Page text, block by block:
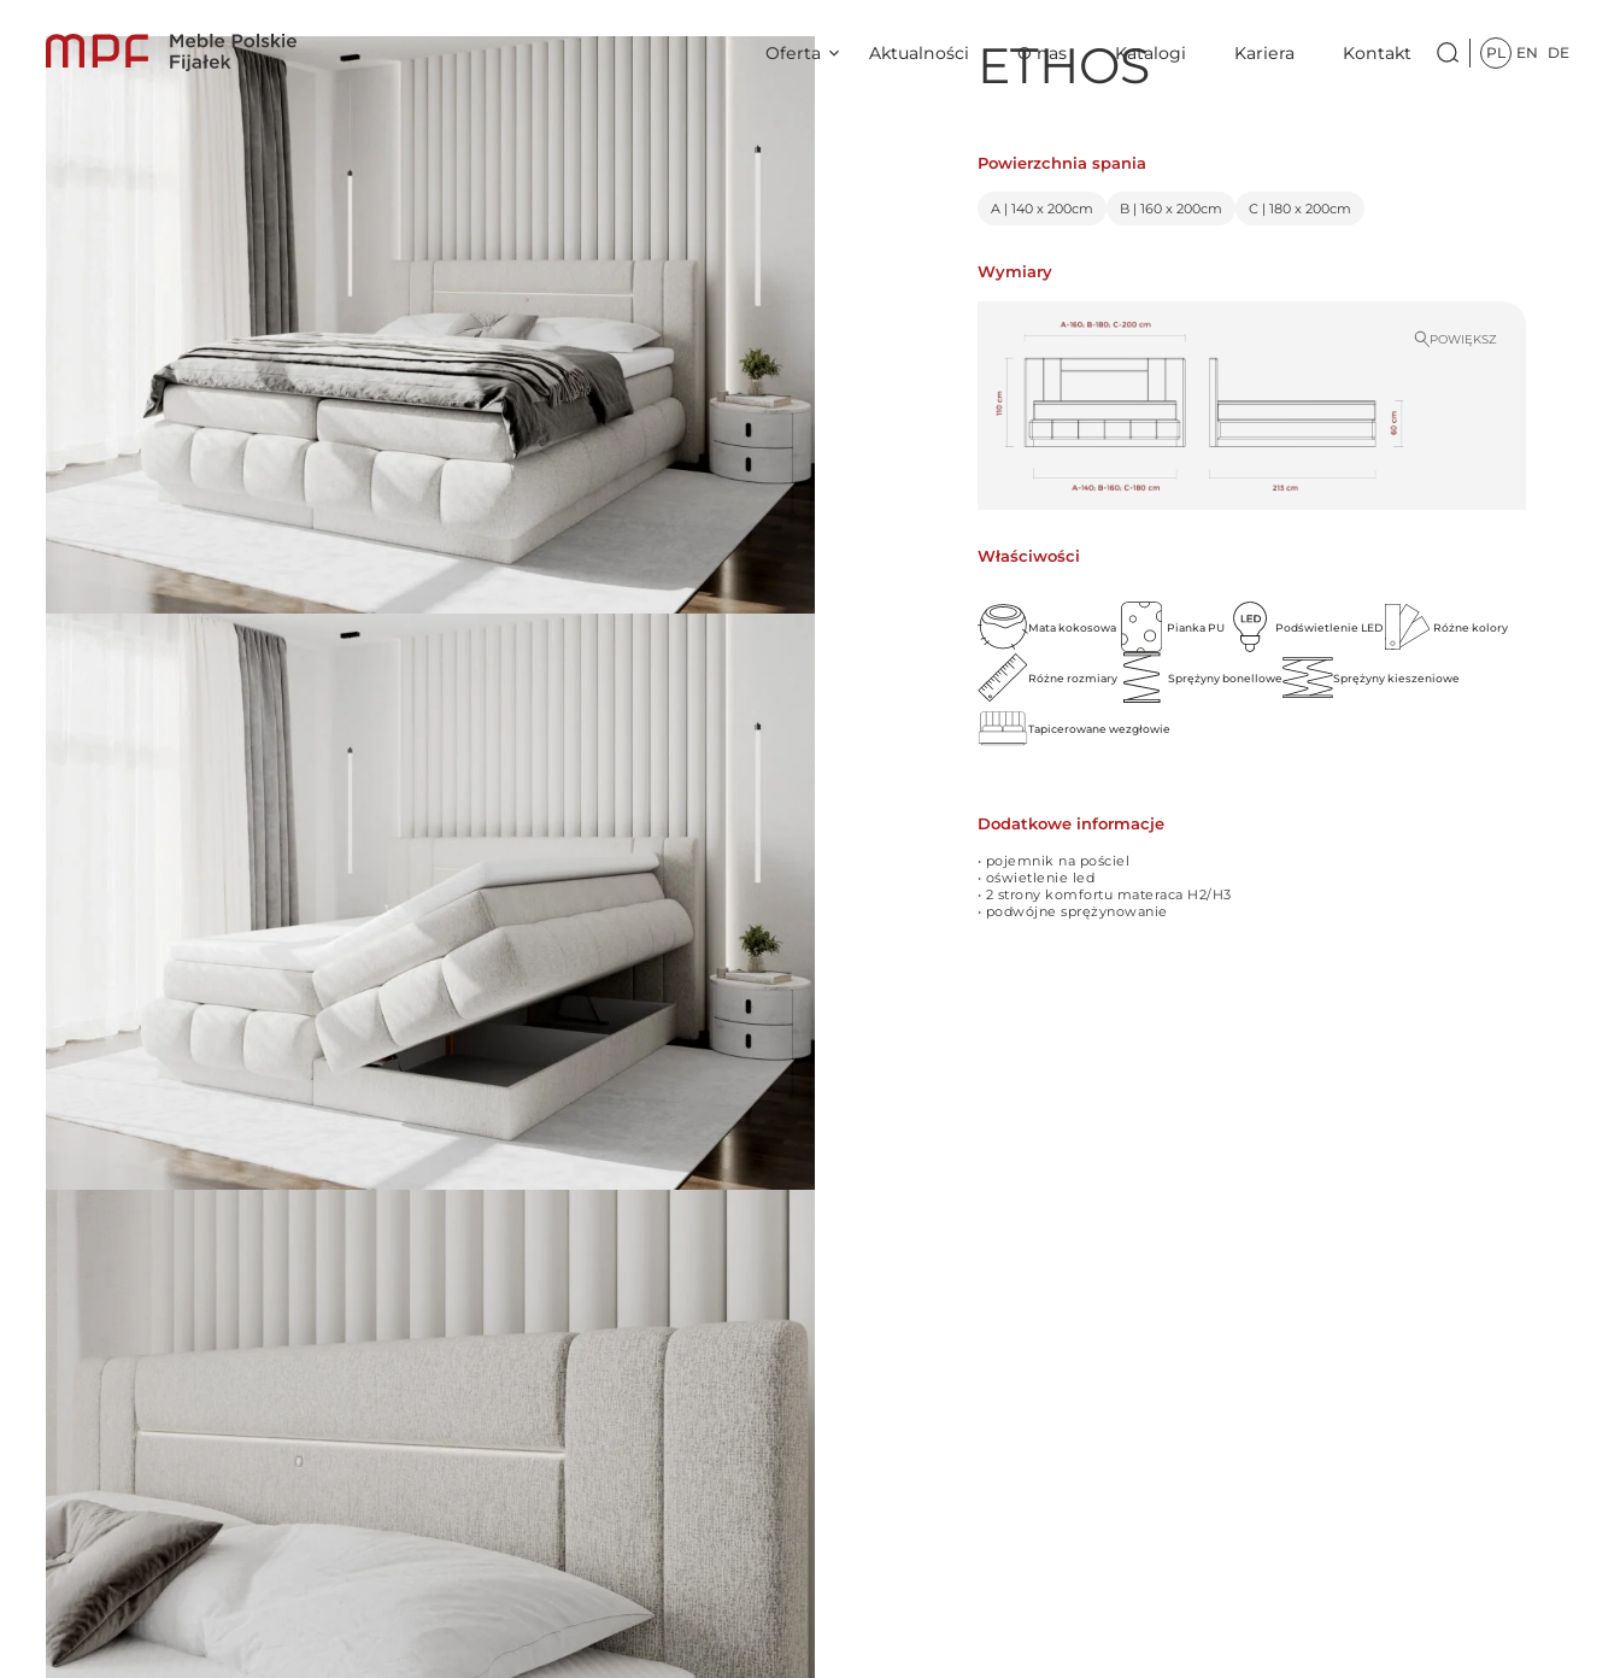
Oferta Aktualności O nas Katalogi Kariera Kontakt PL EN DE
ETHOS
Powierzchnia spania
A | 140 x 200cm B | 160 x 200cm C | 180 x 200cm
Wymiary
POWIĘKSZ
Właściwości
Mata kokosowa Pianka PU Podświetlenie LED Różne kolory
Różne rozmiary Sprężyny bonellowe Sprężyny kieszeniowe
Tapicerowane wezgłowie
Dodatkowe informacje
• pojemnik na pościel
• oświetlenie led
• 2 strony komfortu materaca H2/H3
• podwójne sprężynowanie